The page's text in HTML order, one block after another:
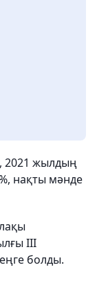
2021 жылдың
нақты мәнде
ІIІ
болды.